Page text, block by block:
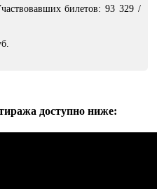
билетов: 93 329 /
доступно ниже: